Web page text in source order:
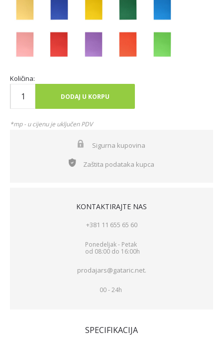
Količina:
DODAJ U KORPU
*mp - u cijenu je uključen PDV
Sigurna kupovina
Zaštita podataka kupca
KONTAKTIRAJTE NAS
+381 11 655 65 60
Ponedeljak - Petak
od 08:00 do 16:00h
prodajars@gataric.net.
00 - 24h
SPECIFIKACIJA